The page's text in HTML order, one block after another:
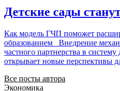
Детские сады
Как модель ГЧП поможет
образованием Внедрение
частного партнерства в
открывает новые перспективы
Все посты автора
Экономика